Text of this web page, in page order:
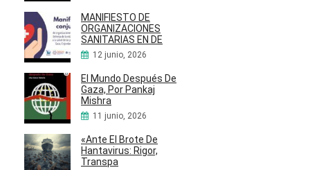
MANIFIESTO DE
ORGANIZACIONES
SANITARIAS EN DE
12 junio, 2026
El Mundo Después De
Gaza, Por Pankaj
Mishra
11 junio, 2026
«Ante El Brote De
Hantavirus: Rigor,
Transpa